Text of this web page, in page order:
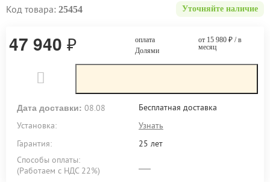
Код товара: 25454 Уточняйте наличие
47 940 ₽
оплата
Долями
от 15 980 ₽/ в
месяц
Дата доставки: 08.08
Бесплатная доставка
Установка:
Узнать
Гарантия:
25 лет
Способы оплаты:
(Работаем с НДС 22%)